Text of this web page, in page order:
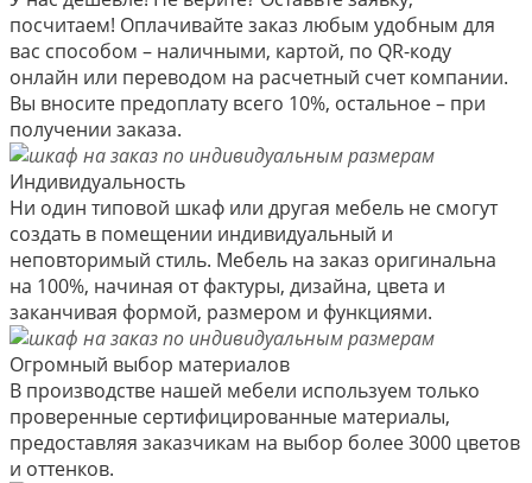
посчитаем! Оплачивайте заказ любым удобным для
вас способом – наличными, картой, по QR-коду
онлайн или переводом на расчетный счет компании.
Вы вносите предоплату всего 10%, остальное – при
получении заказа.
Индивидуальность
Ни один типовой шкаф или другая мебель не смогут
создать в помещении индивидуальный и
неповторимый стиль. Мебель на заказ оригинальна
на 100%, начиная от фактуры, дизайна, цвета и
заканчивая формой, размером и функциями.
Огромный выбор материалов
В производстве нашей мебели используем только
проверенные сертифицированные материалы,
предоставляя заказчикам на выбор более 3000 цветов
и оттенков.